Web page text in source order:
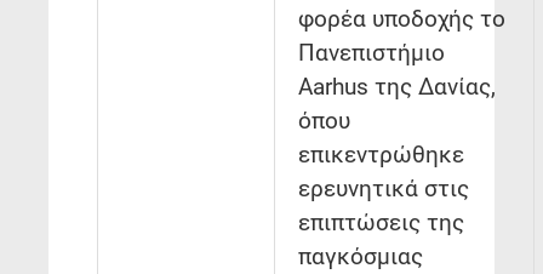
φορέα υποδοχής το
Πανεπιστήμιο
Aarhus της Δανίας,
όπου
επικεντρώθηκε
ερευνητικά στις
επιπτώσεις της
παγκόσμιας